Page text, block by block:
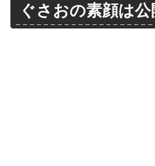
ぐさおの素顔は